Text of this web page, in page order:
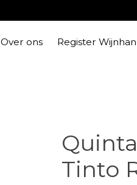
Over ons Register
Tinto